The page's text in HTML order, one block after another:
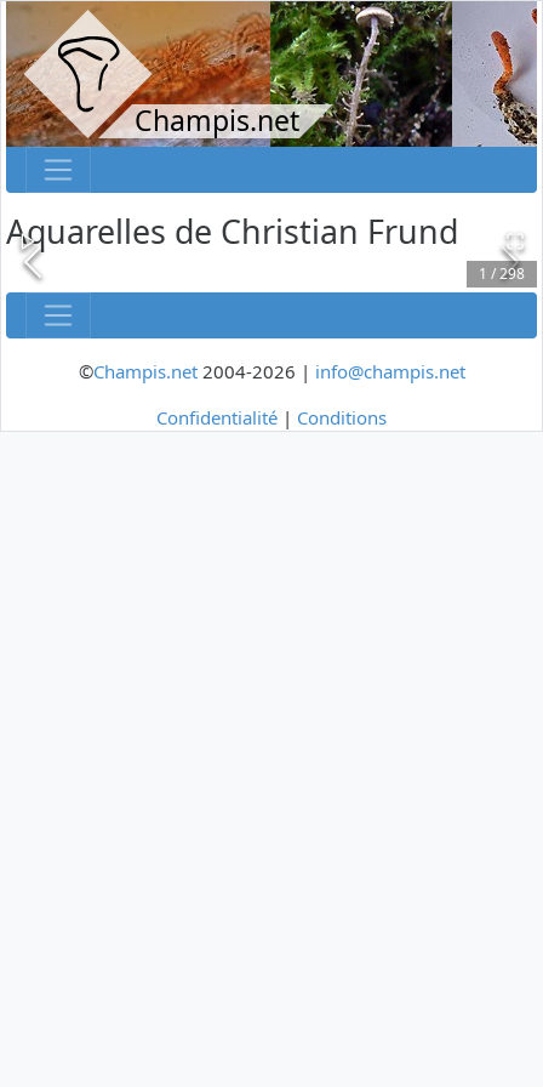
Champis.net
Aquarelles de Christian Frund
1 /298
©Champis.net2004-2026 | info@champis.net
Confidentialité | Conditions